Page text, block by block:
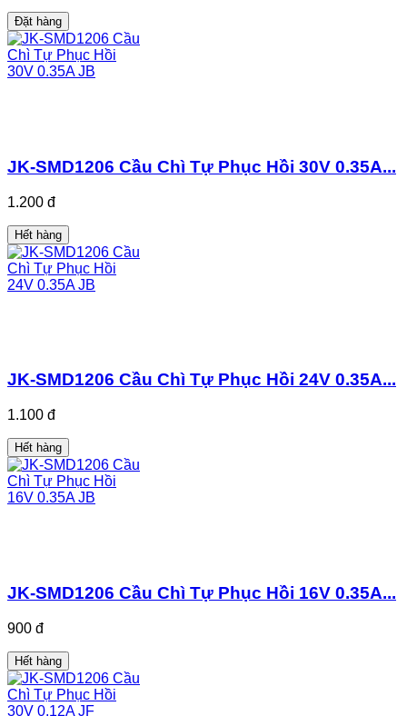
Đặt hàng
JK-SMD1206 Cầu Chì Tự Phục Hồi 30V 0.35A...
1.200 đ
Hết hàng
JK-SMD1206 Cầu Chì Tự Phục Hồi 24V 0.35A...
1.100 đ
Hết hàng
JK-SMD1206 Cầu Chì Tự Phục Hồi 16V 0.35A...
900 đ
Hết hàng